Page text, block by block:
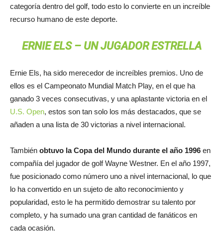
categoría dentro del golf, todo esto lo convierte en un increíble
recurso humano de este deporte.
ERNIE ELS – UN JUGADOR ESTRELLA
Ernie Els, ha sido merecedor de increíbles premios. Uno de
ellos es el Campeonato Mundial Match Play, en el que ha
ganado 3 veces consecutivas, y una aplastante victoria en el
U.S. Open, estos son tan solo los más destacados, que se
añaden a una lista de 30 victorias a nivel internacional.
También obtuvo la Copa del Mundo durante el año 1996 en
compañía del jugador de golf Wayne Westner. En el año 1997,
fue posicionado como número uno a nivel internacional, lo que
lo ha convertido en un sujeto de alto reconocimiento y
popularidad, esto le ha permitido demostrar su talento por
completo, y ha sumado una gran cantidad de fanáticos en
cada ocasión.